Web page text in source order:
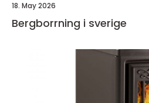
18. May 2026
Bergborrning i sverige